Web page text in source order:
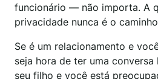
funcionário — não importa. A
privacidade nunca é o
Se é um relacionamento e
seja hora de ter uma conversa
seu filho e você está